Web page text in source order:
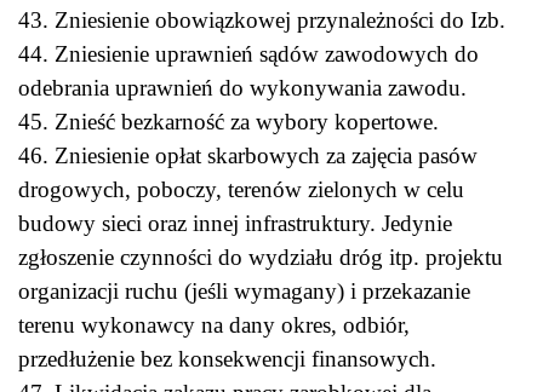
43. Zniesienie obowiązkowej przynależności do Izb.
44. Zniesienie uprawnień sądów zawodowych do
odebrania uprawnień do wykonywania zawodu.
45. Znieść bezkarność za wybory kopertowe.
46. Zniesienie opłat skarbowych za zajęcia pasów
drogowych, poboczy, terenów zielonych w celu
budowy sieci oraz innej infrastruktury. Jedynie
zgłoszenie czynności do wydziału dróg itp. projektu
organizacji ruchu (jeśli wymagany) i przekazanie
terenu wykonawcy na dany okres, odbiór,
przedłużenie bez konsekwencji finansowych.